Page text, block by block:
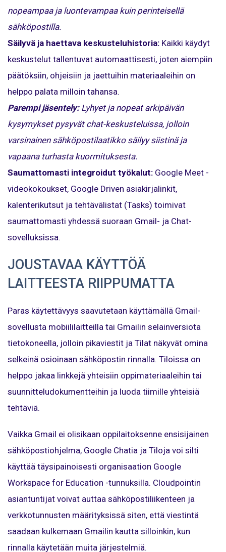
nopeampaa ja luontevampaa kuin perinteisellä
sähköpostilla.
Säilyvä ja haettava keskusteluhistoria: Kaikki käydyt
keskustelut tallentuvat automaattisesti, joten aiempiin
päätöksiin, ohjeisiin ja jaettuihin materiaaleihin on
helppo palata milloin tahansa.
Parempi jäsentely:Lyhyet ja nopeat arkipäivän
kysymykset pysyvät chat-keskusteluissa, jolloin
varsinainen sähköpostilaatikko säilyy siistinä ja
vapaana turhasta kuormituksesta.
Saumattomasti integroidut työkalut: Google Meet -
videokokoukset, Google Driven asiakirjalinkit,
kalenterikutsut ja tehtävälistat (Tasks) toimivat
saumattomasti yhdessä suoraan Gmail- ja Chat-
sovelluksissa.
JOUSTAVAA KÄYTTÖÄ
LAITTEESTA RIIPPUMATTA
Paras käytettävyys saavutetaan käyttämällä Gmail-
sovellusta mobiililaitteilla tai Gmailin selainversiota
tietokoneella, jolloin pikaviestit ja Tilat näkyvät omina
selkeinä osioinaan sähköpostin rinnalla. Tiloissa on
helppo jakaa linkkejä yhteisiin oppimateriaaleihin tai
suunnitteludokumentteihin ja luoda tiimille yhteisiä
tehtäviä.
Vaikka Gmail ei olisikaan oppilaitoksenne ensisijainen
sähköpostiohjelma, Google Chatia ja Tiloja voi silti
käyttää täysipainoisesti organisaation Google
Workspace for Education -tunnuksilla. Cloudpointin
asiantuntijat voivat auttaa sähköpostiliikenteen ja
verkkotunnusten määrityksissä siten, että viestintä
saadaan kulkemaan Gmailin kautta silloinkin, kun
rinnalla käytetään muita järjestelmiä.